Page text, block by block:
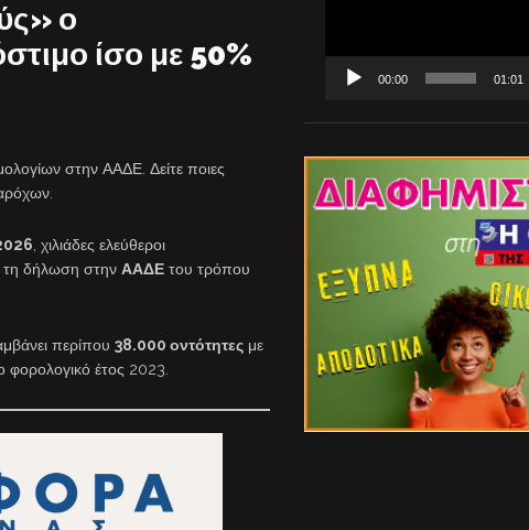
ο
ίσο με 50%
στην ΑΑΔΕ. Δείτε ποιες
, χιλιάδες ελεύθεροι
τη δήλωση στην ΑΑΔΕ του τρόπου
περίπου 38.000 οντότητες με
φορολογικό έτος 2023.
00:00 01:01